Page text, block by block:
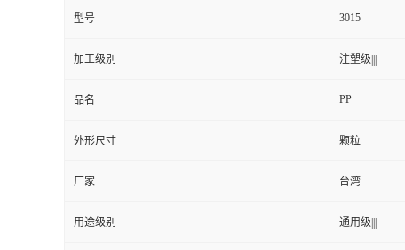
型号 3015
加工级别 注塑级|||
品名 PP
外形尺寸 颗粒
厂家 台湾
用途级别 通用级|||